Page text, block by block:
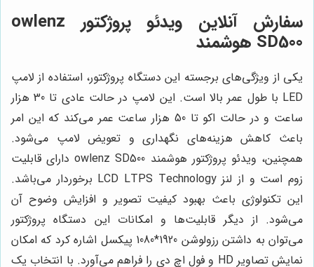
سفارش آنلاین ویدئو پروژکتور owlenz
SD500 هوشمند
یکی از ویژگی‌های برجسته این دستگاه پروژکتور، استفاده از لامپ
LED با طول عمر بالا است. این لامپ در حالت عادی تا 30 هزار
ساعت و در حالت اکو تا 50 هزار ساعت عمر می‌کند که این امر
باعث کاهش هزینه‌های نگهداری و تعویض لامپ می‌شود.
همچنین، ویدئو پروژکتور هوشمند owlenz SD500 دارای قابلیت
زوم است و از لنز LCD LTPS Technology برخوردار می‌باشد.
این تکنولوژی باعث بهبود کیفیت تصویر و افزایش وضوح آن
می‌شود. از دیگر قابلیت‌ها و امکانات این دستگاه پروژکتور
می‌توان به داشتن رزولوشن 1920*1080 پیکسل اشاره کرد که امکان
نمایش تصاویر HD و فول اچ دی را فراهم می‌آورد. با انتخاب یک